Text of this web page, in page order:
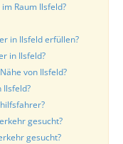
Raum Ilsfeld?
in Ilsfeld erfüllen?
in Ilsfeld?
von Ilsfeld?
Ilsfeld?
gesucht?
gesucht?